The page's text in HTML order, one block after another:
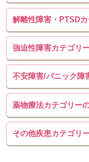
解離性障害・PTSD
強迫性障害カテゴリ
不安障害/パニック障
薬物療法カテゴリー
その他疾患カテゴリ